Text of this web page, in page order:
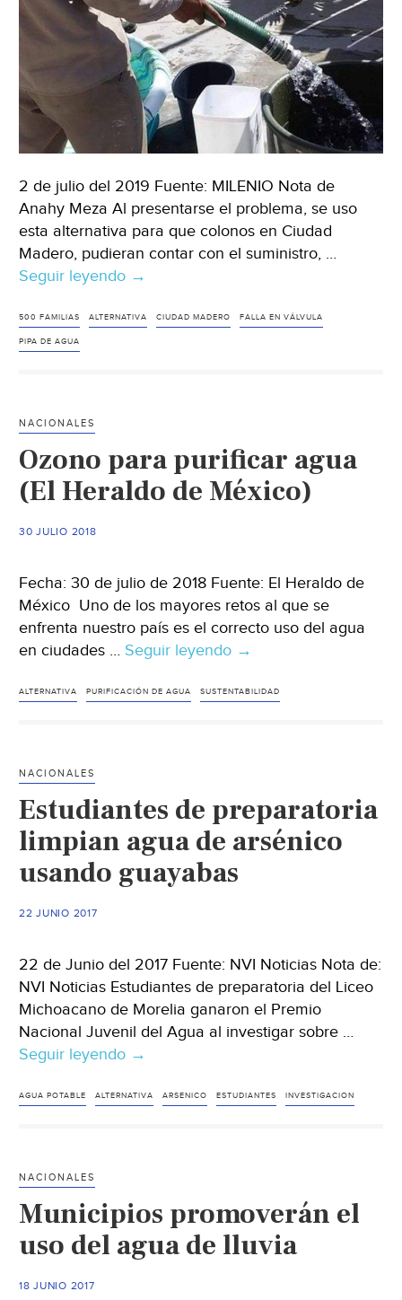
2 de julio del 2019 Fuente: MILENIO Nota de
Anahy Meza Al presentarse el problema, se uso
esta alternativa para que colonos en Ciudad
Madero, pudieran contar con el suministro, …
Seguir leyendo Ciudad
Llevan
familias
tras
falla
→
500 FAMILIAS ALTERNATIVA CIUDAD MADERO FALLA EN VÁLVULA
PIPA DE AGUA
NACIONALES
Ozono para purificar agua
(El Heraldo de México)
30 JULIO 2018
Fecha: 30 de julio de 2018 Fuente: El Heraldo de
México Uno de los mayores retos al que se
enfrenta nuestro país es el correcto uso del agua
en ciudades … Seguir leyendo Ozono
purificar
México)
→
ALTERNATIVA PURIFICACIÓN DE AGUA SUSTENTABILIDAD
NACIONALES
Estudiantes de preparatoria
limpian agua de arsénico
usando guayabas
22 JUNIO 2017
22 de Junio del 2017 Fuente: NVI Noticias Nota de:
NVI Noticias Estudiantes de preparatoria del Liceo
Michoacano de Morelia ganaron el Premio
Nacional Juvenil del Agua al investigar sobre …
Seguir leyendo Estudiantes
preparatoria
usando
guayabas
→
AGUA POTABLE ALTERNATIVA ARSENICO ESTUDIANTES INVESTIGACION
NACIONALES
Municipios promoverán el
uso del agua de lluvia
18 JUNIO 2017